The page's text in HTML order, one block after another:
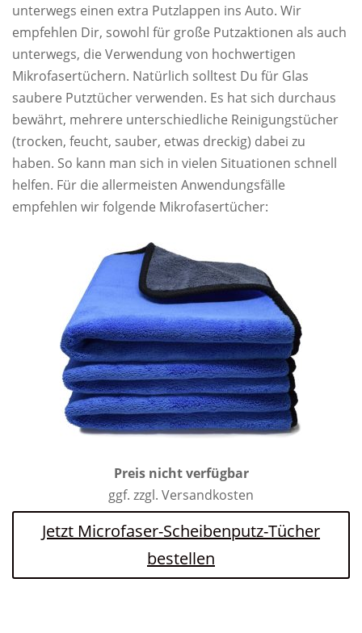
unterwegs einen extra Putzlappen ins Auto. Wir
empfehlen Dir, sowohl für große Putzaktionen als auch
unterwegs, die Verwendung von hochwertigen
Mikrofasertüchern. Natürlich solltest Du für Glas
saubere Putztücher verwenden. Es hat sich durchaus
bewährt, mehrere unterschiedliche Reinigungstücher
(trocken, feucht, sauber, etwas dreckig) dabei zu
haben. So kann man sich in vielen Situationen schnell
helfen. Für die allermeisten Anwendungsfälle
empfehlen wir folgende Mikrofasertücher:
Preis nicht verfügbar
ggf. zzgl. Versandkosten
Jetzt Microfaser-Scheibenputz-Tücher
bestellen